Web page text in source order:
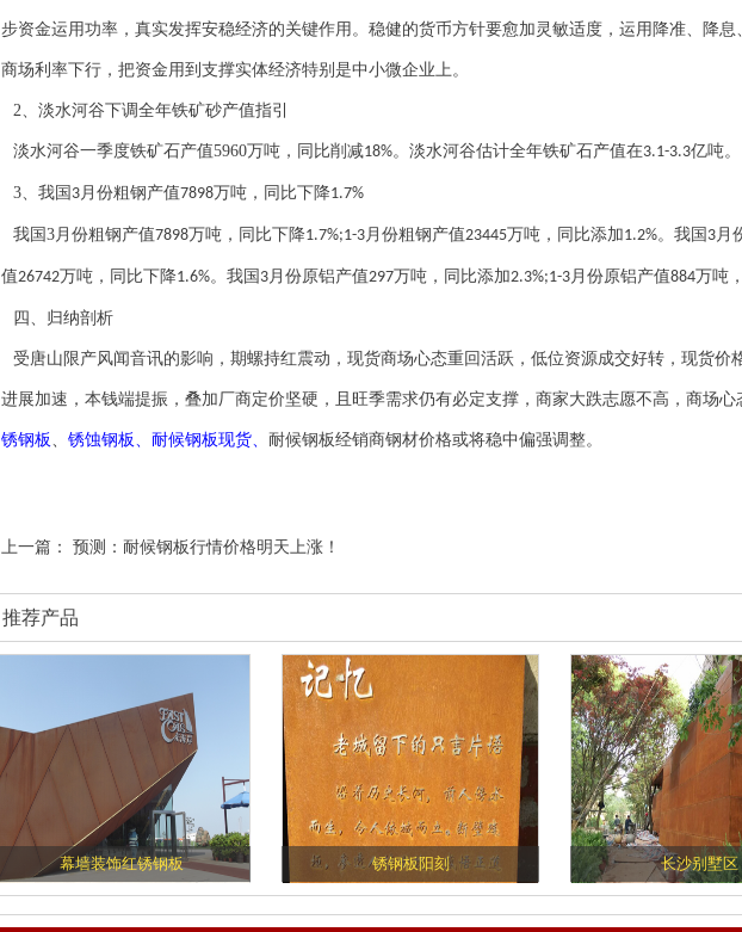
步资金运用功率，真实发挥安稳经济的关键作用。稳健的货币方针要愈加灵敏适度，运用降准、降
商场利率下行，把资金用到支撑实体经济特别是中小微企业上。
2、淡水河谷下调全年铁矿砂产值指引
淡水河谷一季度铁矿石产值5960万吨，同比削减18%。淡水河谷估计全年铁矿石产值在3.1-3.3亿吨。
3、我国 3月份粗钢产值7898万吨，同比下降1.7%
我国 3月份粗钢产值7898万吨，同比下降1.7%;1-3月份粗钢产值23445万吨，同比添加1.2%。我国 3月
值26742万吨，同比下降1.6%。我国 3月份原铝产值297万吨，同比添加2.3%;1-3月份原铝产值884万吨
四、归纳剖析
受唐山限产风闻音讯的影响，期螺持红震动，现货商场心态重回活跃，低位资源成交好转，现货
进展加速，本钱端提振，叠加厂商定价坚硬，且旺季需求仍有必定支撑，商家大跌志愿不高，商场心
锈钢板 、 锈蚀钢板 、 耐候钢板现货、 耐候钢板经销商钢材价格或将稳中偏强调整。
上一篇： 预测：耐候钢板行情价格明天上涨！
推荐产品
幕墙装饰红锈钢板 锈钢板阳刻 长沙别墅区